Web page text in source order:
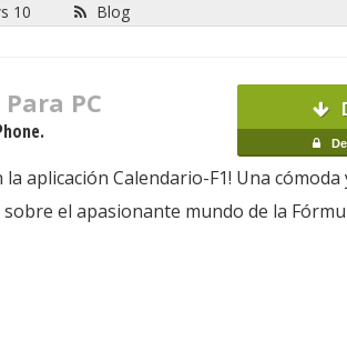
10 Blog
PC
aplicación Calendario-F1! Una cómoda
el apasionante mundo de la